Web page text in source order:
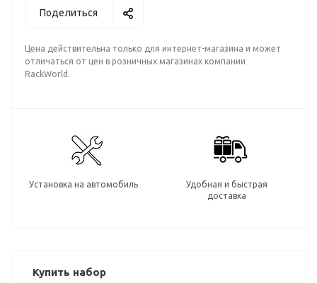
Поделиться
Цена действительна только для интернет-магазина и может
отличаться от цен в розничных магазинах компании
RackWorld.
Установка на автомобиль
Удобная и быстрая
доставка
Купить набор